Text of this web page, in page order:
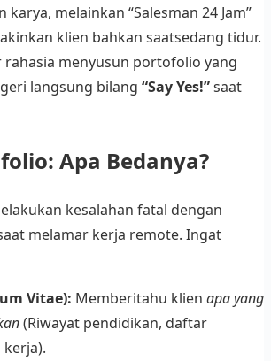
melainkan “Salesman 24 Jam”
klien bahkan saatsedang tidur.
menyusun portofolio yang
langsung bilang “Say Yes!”saat
Apa Bedanya?
kesalahan fatal dengan
melamar kerja remote. Ingat
Vitae): Memberitahu klien apa yang
(Riwayat pendidikan, daftar